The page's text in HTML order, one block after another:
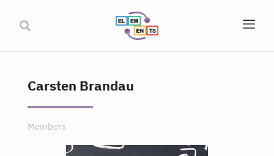
Carsten Brandau
Members